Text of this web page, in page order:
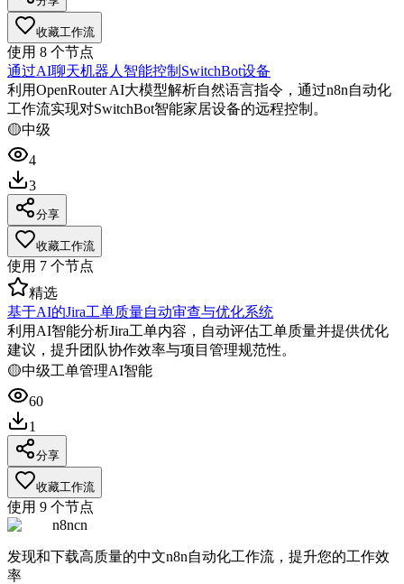
收藏工作流
使用 8 个节点
通过AI聊天机器人智能控制SwitchBot设备
利用OpenRouter AI大模型解析自然语言指令，通过n8n自动化
工作流实现对SwitchBot智能家居设备的远程控制。
🟡中级
4
3
分享
收藏工作流
使用 7 个节点
精选
基于AI的Jira工单质量自动审查与优化系统
利用AI智能分析Jira工单内容，自动评估工单质量并提供优化
建议，提升团队协作效率与项目管理规范性。
🟡中级工单管理AI智能
60
1
分享
收藏工作流
使用 9 个节点
n8ncn
发现和下载高质量的中文n8n自动化工作流，提升您的工作效
率